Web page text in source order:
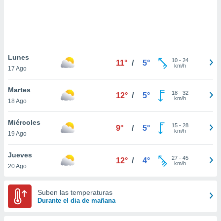
únicos
similares
este sitio
IP
de
posible
interés
a lo que
Para
Lunes
17 Ago
11° / 5° 10- 24
km/h
Martes
18 Ago
12° / 5° 18- 32
km/h
Miércoles
19 Ago
9° / 5° 15- 28
km/h
Jueves
20 Ago
12° / 4° 27- 45
km/h
Suben las temperaturas
Durante el dia de mañana